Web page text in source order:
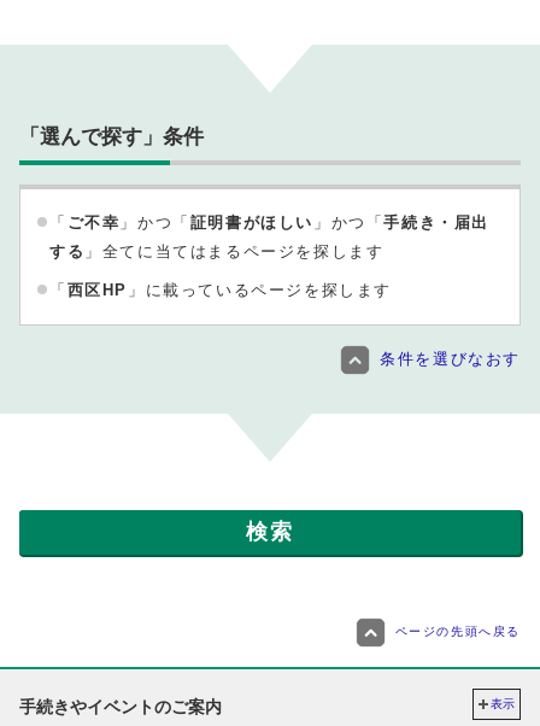
「選んで探す」条件
「 ご不幸 」かつ「 証明書がほしい 」かつ「手続き・届出
する 」全てに当てはまるページを探します
「 西区HP 」に載っているページを探します
条件を選びなおす
ページの先頭へ戻る
手続きやイベントのご案内 表示